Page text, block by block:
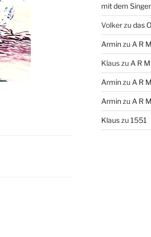
mit dem
Volkerzu das
Arminzu A R
Klauszu A R
Arminzu A R
Arminzu A R
Klauszu 1551